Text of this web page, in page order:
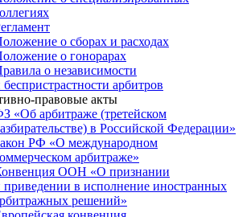
о сборах и расходах
о гонорарах
о независимости
беспристрастности арбитров
правовые акты
«Об арбитраже (третейском
в Российской Федерации»
РФ «О международном
арбитраже»
ООН «О признании
приведении в исполнение иностранных
решений»